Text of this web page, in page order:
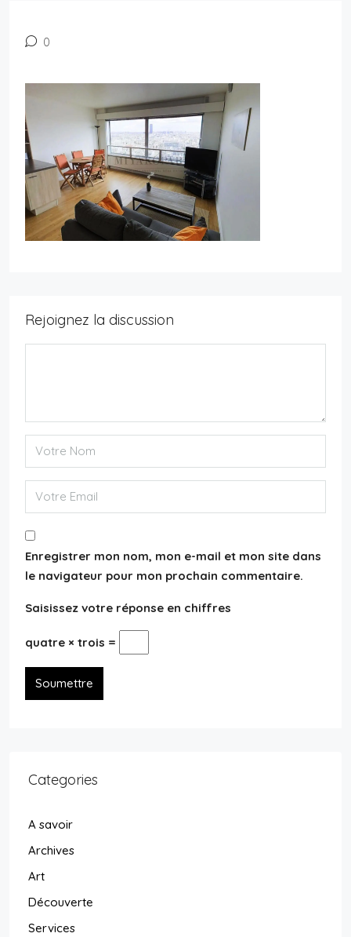
0
Rejoignez la discussion
Enregistrer mon nom, mon e-mail et mon site dans
le navigateur pour mon prochain commentaire.
Saisissez votre réponse en chiffres
quatre × trois =
Soumettre
Categories
A savoir
Archives
Art
Découverte
Services